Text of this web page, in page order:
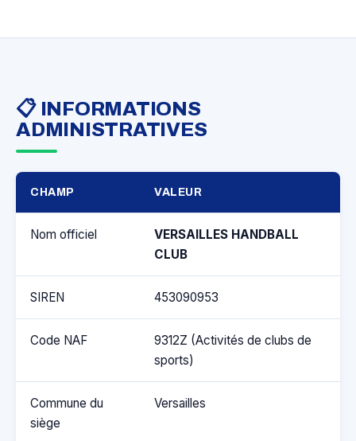
📋 INFORMATIONS
ADMINISTRATIVES
CHAMP VALEUR
Nom officiel
VERSAILLES HANDBALL
CLUB
SIREN 453090953
Code NAF
9312Z (Activités de clubs de
sports)
Commune du
siège
Versailles